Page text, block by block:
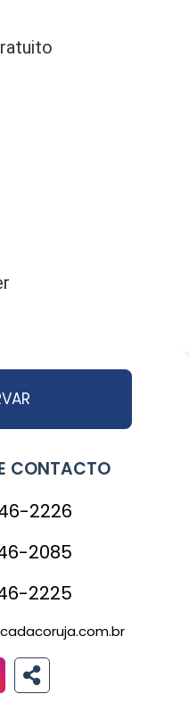
CONTACTO
2226
2085
2225